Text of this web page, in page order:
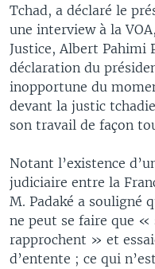
Tchad, a déclaré le
une interview à la
Justice, Albert Pahimi
déclaration du
inopportune du
devant la justic
son travail de façon
Notant l’existence
judiciaire entre la
M. Padaké a souligné
ne peut se faire que «
rapprochent » et
d’entente ; ce qui